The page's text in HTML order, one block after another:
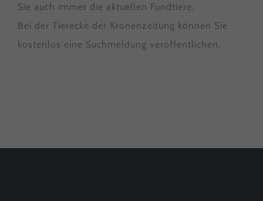
Sie auch immer die aktuellen Fundtiere.
Bei der Tierecke der Kronenzeitung können Sie
kostenlos eine Suchmeldung veröffentlichen.